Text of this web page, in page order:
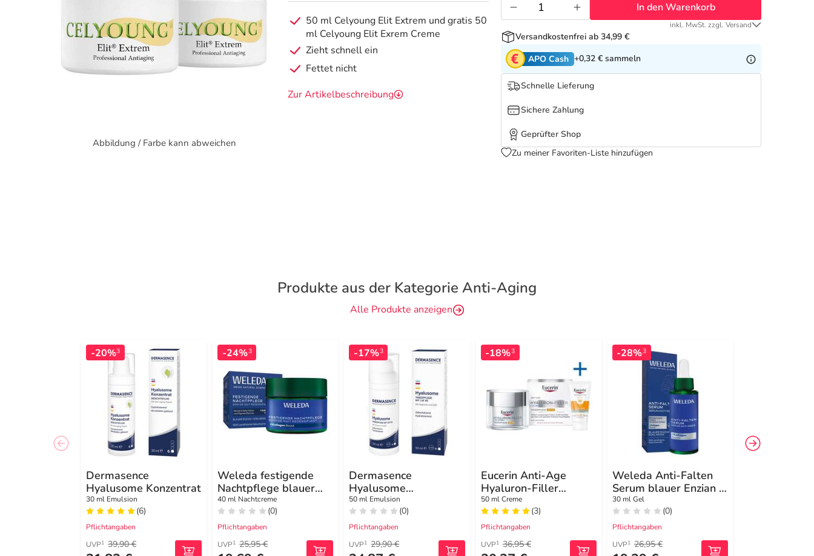
Abbildung / Farbe kann abweichen
50 ml Celyoung Elit Extrem und gratis 50
ml Celyoung Elit Exrem Creme
Zieht schnell ein
Fettet nicht
Zur Artikelbeschreibung
In den Warenkorb
inkl. MwSt. zzgl. Versand
Versandkostenfrei ab 34,99 €
APO Cash +0,32 € sammeln
Schnelle Lieferung
Sichere Zahlung
Geprüfter Shop
Zu meiner Favoriten-Liste hinzufügen
Produkte aus der Kategorie Anti-Aging
Alle Produkte anzeigen
-20%3
Dermasence
Hyalusome Konzentrat
30 ml Emulsion
(6)
Pflichtangaben
UVP1 39,90 €
-24%3
Weleda festigende
Nachtpflege blauer
Enzian & Edelweiss
40 ml Nachtcreme
(0)
Pflichtangaben
UVP1 25,95 €
-17%3
Dermasence
Hyalusome
Tagespflege mit LSF
50 Emuls.
50 ml Emulsion
(0)
Pflichtangaben
UVP1 29,90 €
-18%3
Eucerin Anti-Age
Hyaluron-Filler
Tagespflege LSF 30
50 ml Creme
(3)
Pflichtangaben
UVP1 36,95 €
-28%3
Weleda Anti-Falten
Serum blauer Enzian &
Edelweiss
30 ml Gel
(0)
Pflichtangaben
UVP1 26,95 €